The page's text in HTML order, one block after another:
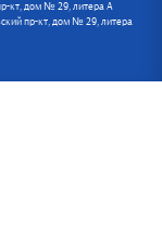
кт, дом № 29, литера А
пр-кт, дом № 29, литера